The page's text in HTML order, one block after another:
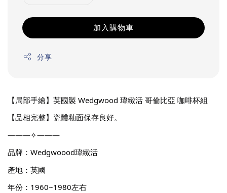
加入購物車
分享
【局部手繪】英國製 Wedgwood 瑋緻活 哥倫比亞 咖啡杯組
【品相完整】瓷體釉面保存良好。
———✧———
品牌：Wedgwoood瑋緻活
產地：英國
年份：1960~1980左右